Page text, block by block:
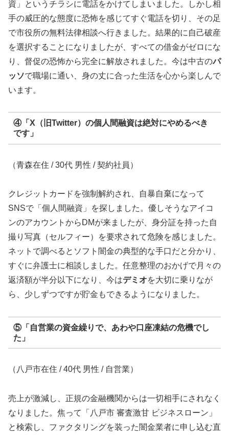
資」というチラシに電話をかけてしまいました。しかし相
手の威圧的な態度に恐怖を感じてすぐ電話を切り、その足
で市役所の無料法律相談へ行きました。結果的に自己破産
を選択することになりましたが、すべての借金がゼロにな
り、督促の恐怖から完全に解放されました。今は中古のパ
ッソで職場に通い、身の丈に合った生活を心から楽しんで
います。
④「X（旧Twitter）の個人間融資は絶対にやめるべき
です」
（青森在住 / 30代 男性 / 契約社員）
クレジットカードを強制解約され、自暴自棄になって
SNSで「個人間融資」を探しました。優しそうなアイコ
ンのアカウントからDMが来ましたが、身分証を持った自
撮り写真（セルフィー）を要求されて危険を感じました。
ネットで調べるとソフト闇金の典型的な手口だと分かり、
すぐに弁護士に相談しました。任意整理のおかげで月々の
返済額が半分以下になり、今はデミオを大切に乗りなが
ら、少しずつですが貯金もできるようになりました。
⑤「自営業の資金繰りで、あわや口座凍結の危機でし
た」
（八戸市在住 / 40代 男性 / 自営業）
売上が激減し、正規の金融機関からは一切相手にされなく
なりました。焦って「八戸市 審査激甘 ビジネスローン」
と検索し、ファクタリングを装った闇金業者に申し込む直